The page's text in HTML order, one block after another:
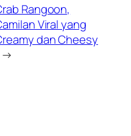
Rangoon,
Viral yang
dan Cheesy
→